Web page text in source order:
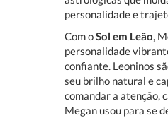
personalidade e
Com oSol em Leão,
personalidade
confiante. Leoninos
seu brilho natural e
comandar a atenção,
Megan usou para se